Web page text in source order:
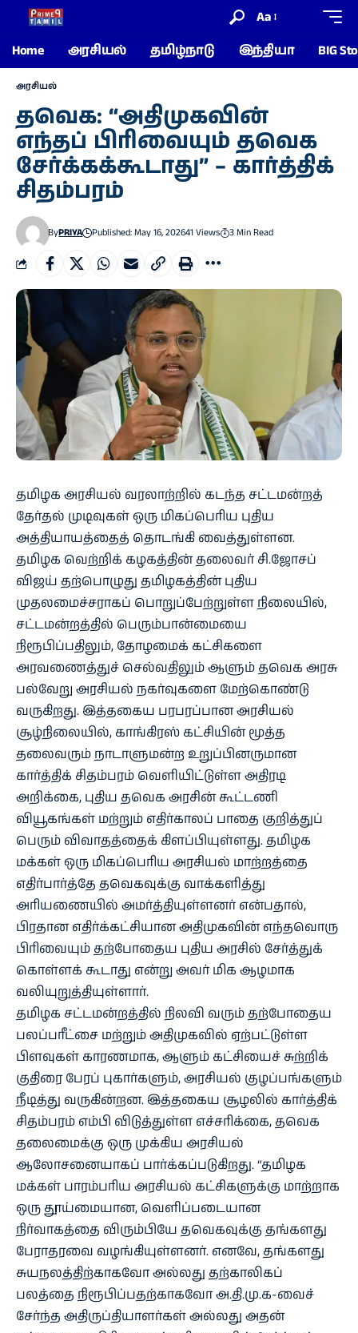
Aa
Home
அரசியல் தமிழ்நாடு இந்தியா BIG
அரசியல்
தவெக: “அதிமுகவின்
எந்தப் பிரிவையும் தவெக
சேர்க்கக்கூடாது” – கார்த்திக்
சிதம்பரம்
ByPRIYA Published: May 16, 202641 Views 3 Min Read
தமிழக அரசியல் வரலாற்றில் கடந்த சட்டமன்றத்
தேர்தல் முடிவுகள் ஒரு மிகப்பெரிய புதிய
அத்தியாயத்தைத் தொடங்கி வைத்துள்ளன.
தமிழக வெற்றிக் கழகத்தின் தலைவர் சி.ஜோசப்
விஜய் தற்பொழுது தமிழகத்தின் புதிய
முதலமைச்சராகப் பொறுப்பேற்றுள்ள நிலையில்,
சட்டமன்றத்தில் பெரும்பான்மையை
நிரூபிப்பதிலும், தோழமைக் கட்சிகளை
அரவணைத்துச் செல்வதிலும் ஆளும் தவெக அரசு
பல்வேறு அரசியல் நகர்வுகளை மேற்கொண்டு
வருகிறது. இத்தகைய பரபரப்பான அரசியல்
சூழ்நிலையில், காங்கிரஸ் கட்சியின் மூத்த
தலைவரும் நாடாளுமன்ற உறுப்பினருமான
கார்த்திக் சிதம்பரம் வெளியிட்டுள்ள அதிரடி
அறிக்கை, புதிய தவெக அரசின் கூட்டணி
வியூகங்கள் மற்றும் எதிர்காலப் பாதை குறித்துப்
பெரும் விவாதத்தைக் கிளப்பியுள்ளது. தமிழக
மக்கள் ஒரு மிகப்பெரிய அரசியல் மாற்றத்தை
எதிர்பார்த்தே தவெகவுக்கு வாக்களித்து
அரியணையில் அமர்த்தியுள்ளனர் என்பதால்,
பிரதான எதிர்க்கட்சியான அதிமுகவின் எந்தவொரு
பிரிவையும் தற்போதைய புதிய அரசில் சேர்த்துக்
கொள்ளக் கூடாது என்று அவர் மிக ஆழமாக
வலியுறுத்தியுள்ளார்.
தமிழக சட்டமன்றத்தில் நிலவி வரும் தற்போதைய
பலப்பரீட்சை மற்றும் அதிமுகவில் ஏற்பட்டுள்ள
பிளவுகள் காரணமாக, ஆளும் கட்சியைச் சுற்றிக்
குதிரை பேரப் புகார்களும், அரசியல் குழப்பங்களும்
நீடித்து வருகின்றன. இத்தகைய சூழலில் கார்த்திக்
சிதம்பரம் எம்பி விடுத்துள்ள எச்சரிக்கை, தவெக
தலைமைக்கு ஒரு முக்கிய அரசியல்
ஆலோசனையாகப் பார்க்கப்படுகிறது. “தமிழக
மக்கள் பாரம்பரிய அரசியல் கட்சிகளுக்கு மாற்றாக
ஒரு தூய்மையான, வெளிப்படையான
நிர்வாகத்தை விரும்பியே தவெகவுக்கு தங்களது
பேராதரவை வழங்கியுள்ளனர். எனவே, தங்களது
சுயநலத்திற்காகவோ அல்லது தற்காலிகப்
பலத்தை நிரூபிப்பதற்காகவோ அ.தி.மு.க-வைச்
சேர்ந்த அதிருப்தியாளர்கள் அல்லது அதன்